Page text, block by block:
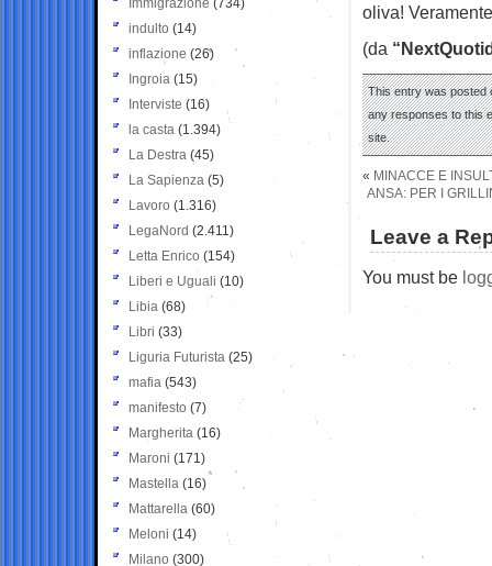
oliva!
(da
This entry was posted
any responses to this
site.
« MINACCE E
ANSA: PER I
Leave a
You must be
Immigrazione (734)
indulto (14)
inflazione (26)
Ingroia (15)
Interviste (16)
la casta (1.394)
La Destra (45)
La Sapienza (5)
Lavoro (1.316)
LegaNord (2.411)
Letta Enrico (154)
Liberi e Uguali (10)
Libia (68)
Libri (33)
Liguria Futurista (25)
mafia (543)
manifesto (7)
Margherita (16)
Maroni (171)
Mastella (16)
Mattarella (60)
Meloni (14)
Milano (300)